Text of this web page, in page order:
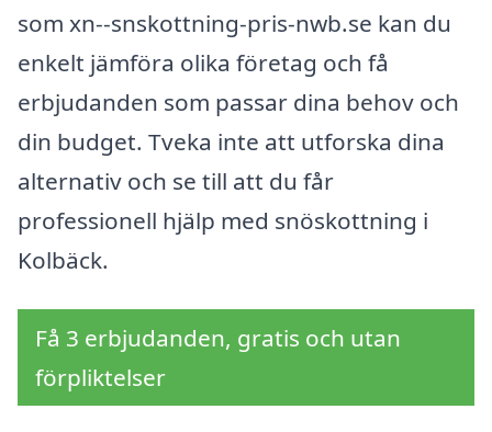
som xn--snskottning-pris-nwb.se kan du
enkelt jämföra olika företag och få
erbjudanden som passar dina behov och
din budget. Tveka inte att utforska dina
alternativ och se till att du får
professionell hjälp med snöskottning i
Kolbäck.
Få 3 erbjudanden, gratis och utan
förpliktelser